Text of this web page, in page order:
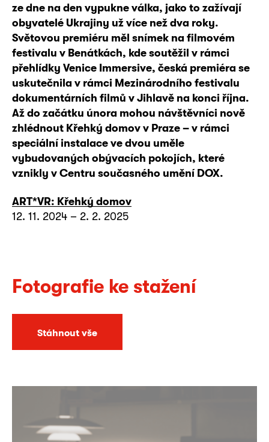
ze dne na den vypukne válka, jako to zažívají
obyvatelé Ukrajiny už více než dva roky.
Světovou premiéru měl snímek na filmovém
festivalu v Benátkách, kde soutěžil v rámci
přehlídky Venice Immersive, česká premiéra se
uskutečnila v rámci Mezinárodního festivalu
dokumentárních filmů v Jihlavě na konci října.
Až do začátku února mohou návštěvníci nově
zhlédnout Křehký domov v Praze – v rámci
speciální instalace ve dvou uměle
vybudovaných obývacích pokojích, které
vznikly v Centru současného umění DOX.
ART*VR: Křehký domov
12. 11. 2024 – 2. 2. 2025
Fotografie ke stažení
Stáhnout vše